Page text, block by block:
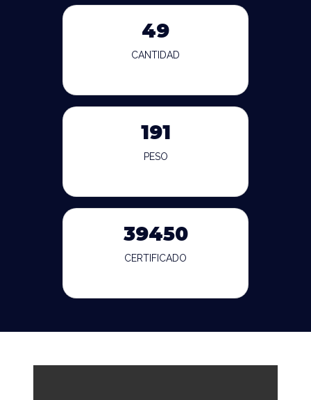
49
CANTIDAD
191
PESO
39450
CERTIFICADO